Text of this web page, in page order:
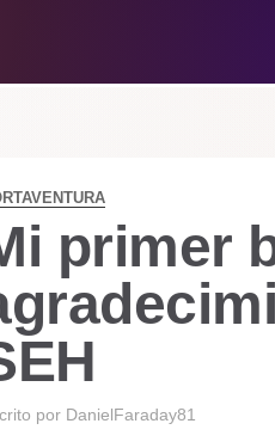
primer
por DanielFaraday81